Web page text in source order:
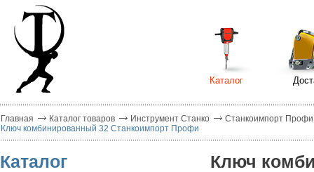
Каталог
Главная Каталог товаров Инструмент Станко
Станкоимпорт Профи
Ключ комбинированный 32 Станкоимпорт Профи
Каталог Ключ